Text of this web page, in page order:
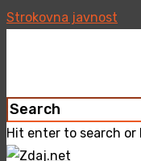
Strokovna javnost
Hit enter to search or